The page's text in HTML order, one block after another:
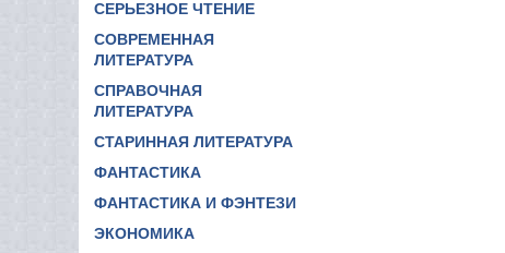
СЕРЬЕЗНОЕ ЧТЕНИЕ
СОВРЕМЕННАЯ
ЛИТЕРАТУРА
СПРАВОЧНАЯ
ЛИТЕРАТУРА
СТАРИННАЯ ЛИТЕРАТУРА
ФАНТАСТИКА
ФАНТАСТИКА И ФЭНТЕЗИ
ЭКОНОМИКА